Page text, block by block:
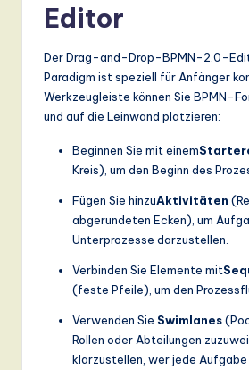
Editor
Der Drag-and-Drop-BPMN-2.0-
Paradigm ist speziell für Anfänger
Werkzeugleiste können Sie BPMN-
und auf die Leinwand platzieren:
Beginnen Sie mit einem
Kreis), um den Beginn des
Fügen Sie hinzuAktivitäten
abgerundeten Ecken), um
Unterprozesse darzustellen.
Verbinden Sie Elemente mit
(feste Pfeile), um den
Verwenden Sie Swimlanes
Rollen oder Abteilungen
klarzustellen, wer jede Aufgabe